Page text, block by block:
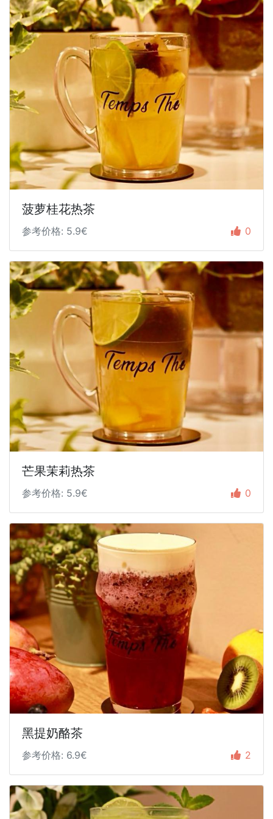
菠萝桂花热茶
参考价格: 5.9€ 0
芒果茉莉热茶
参考价格: 5.9€ 0
黑提奶酪茶
参考价格: 6.9€ 2